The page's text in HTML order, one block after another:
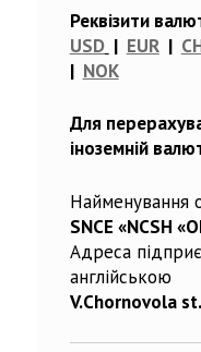
Реквізити
USD | EUR|
| NOK
Для
іноземній
Найменування
SNCE «NCSH
Адреса
англійською
V.Chornovola